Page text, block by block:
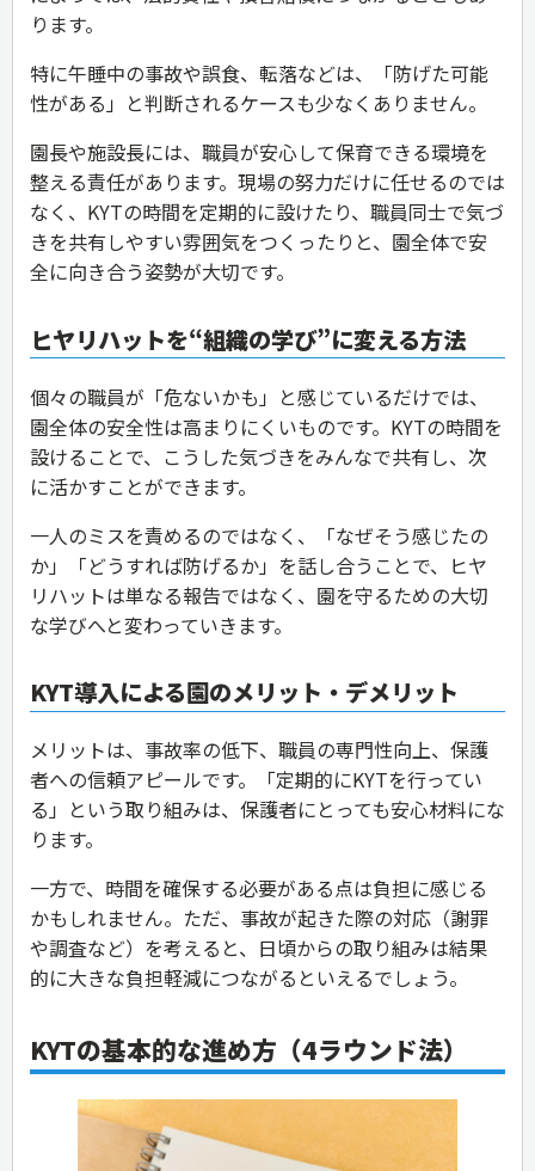
ります。
特に午睡中の事故や誤食、転落などは、「防げた可能
性がある」と判断されるケースも少なくありません。
園長や施設長には、職員が安心して保育できる環境を
整える責任があります。現場の努力だけに任せるのでは
なく、KYTの時間を定期的に設けたり、職員同士で気づ
きを共有しやすい雰囲気をつくったりと、園全体で安
全に向き合う姿勢が大切です。
ヒヤリハットを“組織の学び”に変える方法
個々の職員が「危ないかも」と感じているだけでは、
園全体の安全性は高まりにくいものです。KYTの時間を
設けることで、こうした気づきをみんなで共有し、次
に活かすことができます。
一人のミスを責めるのではなく、「なぜそう感じたの
か」「どうすれば防げるか」を話し合うことで、ヒヤ
リハットは単なる報告ではなく、園を守るための大切
な学びへと変わっていきます。
KYT導入による園のメリット・デメリット
メリットは、事故率の低下、職員の専門性向上、保護
者への信頼アピールです。「定期的にKYTを行ってい
る」という取り組みは、保護者にとっても安心材料にな
ります。
一方で、時間を確保する必要がある点は負担に感じる
かもしれません。ただ、事故が起きた際の対応（謝罪
や調査など）を考えると、日頃からの取り組みは結果
的に大きな負担軽減につながるといえるでしょう。
KYTの基本的な進め方（4ラウンド法）